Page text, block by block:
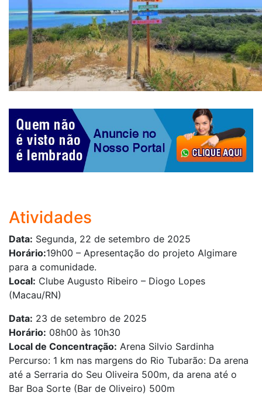
Atividades
Data: Segunda, 22 de setembro de 2025
Horário:19h00 – Apresentação do projeto Algimare
para a comunidade.
Local: Clube Augusto Ribeiro – Diogo Lopes
(Macau/RN)
Data: 23 de setembro de 2025
Horário: 08h00 às 10h30
Local de Concentração: Arena Silvio Sardinha
Percurso: 1 km nas margens do Rio Tubarão: Da arena
até a Serraria do Seu Oliveira 500m, da arena até o
Bar Boa Sorte (Bar de Oliveiro) 500m